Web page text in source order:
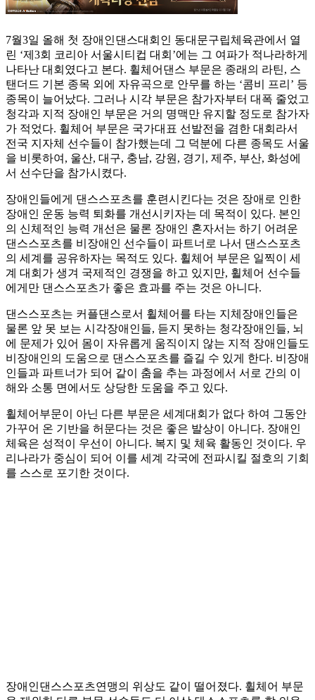
7월3일 올해 첫 장애인댄스대회인 동대문구립체육관에서 열
린 ‘제3회 코리아 서울시티컵 대회’에는 그 여파가 적나라하게
나타난 대회였다고 본다. 휠체어댄스 부문은 종래의 라틴, 스
탠더드 기본 종목 외에 자유곡으로 안무를 하는 ‘콤비 프리’ 등
종목이 늘어났다. 그러나 시각 부문은 참가자부터 대폭 줄었고
청각과 지적 장애인 부문은 거의 명맥만 유지할 정도로 참가자
가 적었다. 휠체어 부문은 국가대표 선발전을 겸한 대회라서
전국 지자체 선수들이 참가했는데 그 덕분에 다른 종목도 서울
을 비롯하여, 울산, 대구, 충남, 강원, 경기, 제주, 부산, 화성에
서 선수단을 참가시켰다.
장애인들에게 댄스스포츠를 훈련시킨다는 것은 장애로 인한
장애인 운동 능력 퇴화를 개선시키자는 데 목적이 있다. 본인
의 신체적인 능력 개선은 물론 장애인 혼자서는 하기 어려운
댄스스포츠를 비장애인 선수들이 파트너로 나서 댄스스포츠
의 세계를 공유하자는 목적도 있다. 휠체어 부문은 일찍이 세
계 대회가 생겨 국제적인 경쟁을 하고 있지만, 휠체어 선수들
에게만 댄스스포츠가 좋은 효과를 주는 것은 아니다.
댄스스포츠는 커플댄스로서 휠체어를 타는 지체장애인들은
물론 앞 못 보는 시각장애인들, 듣지 못하는 청각장애인들, 뇌
에 문제가 있어 몸이 자유롭게 움직이지 않는 지적 장애인들도
비장애인의 도움으로 댄스스포츠를 즐길 수 있게 한다. 비장애
인들과 파트너가 되어 같이 춤을 추는 과정에서 서로 간의 이
해와 소통 면에서도 상당한 도움을 주고 있다.
휠체어부문이 아닌 다른 부문은 세계대회가 없다 하여 그동안
가꾸어 온 기반을 허문다는 것은 좋은 발상이 아니다. 장애인
체육은 성적이 우선이 아니다. 복지 및 체육 활동인 것이다. 우
리나라가 중심이 되어 이를 세계 각국에 전파시킬 절호의 기회
를 스스로 포기한 것이다.
장애인댄스스포츠연맹의 위상도 같이 떨어졌다. 휠체어 부문